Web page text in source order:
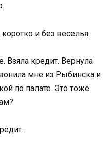
и без веселья.
Взяла кредит. Вернула
мне из Рыбинска и
по палате. Это тоже